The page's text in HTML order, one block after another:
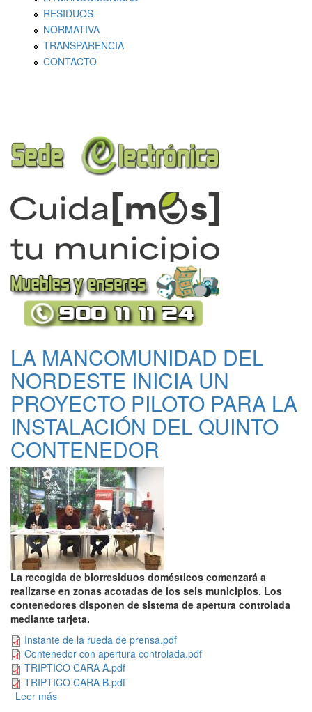
RESIDUOS
NORMATIVA
TRANSPARENCIA
CONTACTO
LA MANCOMUNIDAD DEL
NORDESTE INICIA UN
PROYECTO PILOTO PARA LA
INSTALACIÓN DEL QUINTO
CONTENEDOR
La recogida de biorresiduos domésticos comenzará a
realizarse en zonas acotadas de los seis municipios. Los
contenedores disponen de sistema de apertura controlada
mediante tarjeta.
Instante de la rueda de prensa.pdf
Contenedor con apertura controlada.pdf
TRIPTICO CARA A.pdf
TRIPTICO CARA B.pdf
Leer más